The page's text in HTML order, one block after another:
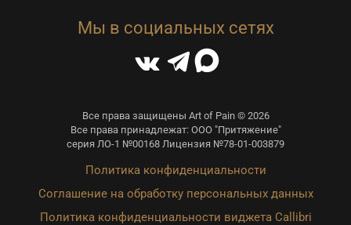
Мы в социальных сетях
Все права защищены Art of Pain © 2026
Все права принадлежат: ООО "Притяжение"
серия ЛО-1 №00168 Лицензия №78-01-003879
Политика конфиденциальности
Соглашение на обработку персональных данных
Политика конфиденциальности виджета Callibri